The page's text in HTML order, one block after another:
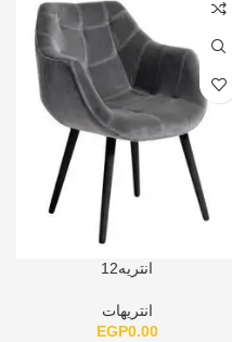
انتريه12
انتريهات
EGP0.00